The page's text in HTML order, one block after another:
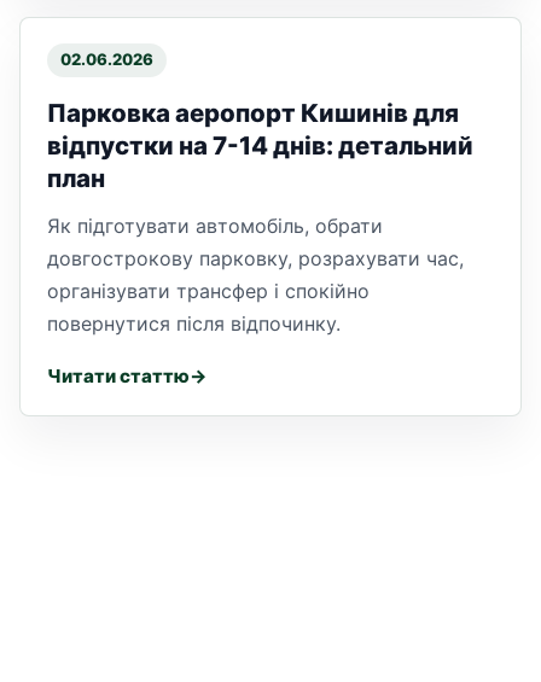
02.06.2026
Парковка аеропорт Кишинів для
відпустки на 7-14 днів: детальний
план
Як підготувати автомобіль, обрати
довгострокову парковку, розрахувати час,
організувати трансфер і спокійно
повернутися після відпочинку.
Читати статтю